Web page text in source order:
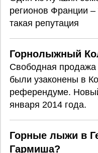
регионов Франции
такая репутация
Горнолыжный
Свободная продажа
были узаконены в
референдуме.
января 2014 года.
Горные лыжи в
Гармиша?